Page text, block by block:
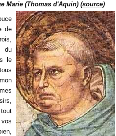
Marie (Thomas d'Aquin) (source)
de
du
le